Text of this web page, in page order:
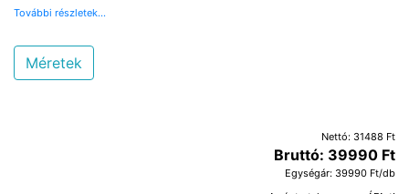
További részletek...
Méretek
Nettó: 31488 Ft
Bruttó: 39990 Ft
Egységár: 39990 Ft/db